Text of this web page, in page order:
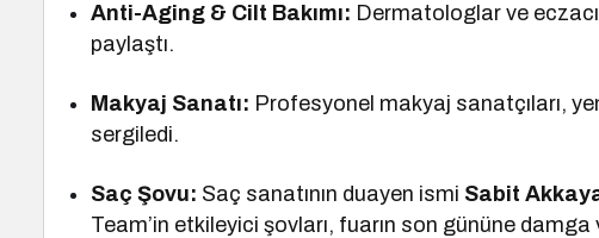
Anti-Aging & Cilt Bakımı: Dermatologlar ve
paylaştı.
Makyaj Sanatı: Profesyonel makyaj sanatçıları,
sergiledi.
Saç Şovu: Saç sanatının duayen ismi Sabit
Team’in etkileyici şovları, fuarın son gününe damga